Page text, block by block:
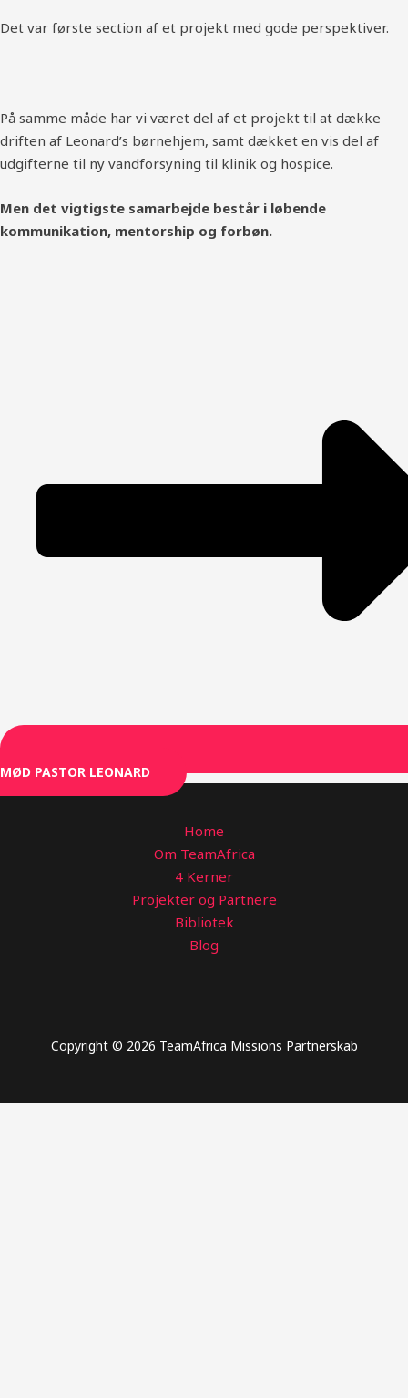
Det var første section af et projekt med gode perspektiver.
På samme måde har vi været del af et projekt til at dække
driften af Leonard’s børnehjem, samt dækket en vis del af
udgifterne til ny vandforsyning til klinik og hospice.
Men det vigtigste samarbejde består i løbende
kommunikation, mentorship og forbøn.
MØD PASTOR LEONARD
Home
Om TeamAfrica
4 Kerner
Projekter og Partnere
Bibliotek
Blog
Copyright © 2026 TeamAfrica Missions Partnerskab